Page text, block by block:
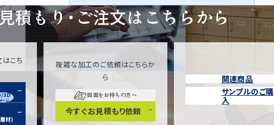
積もり・ご注文はこちらから
はこち
材)
3D
ージ
複雑な加工のご依頼はこちらか
ら
図面をお持ちの方へ
今すぐお見積もり依頼
関連商品
サンプルのご購
入